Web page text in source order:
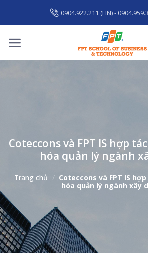
content
0904.922.211 (HN) -
Coteccons và FPT IS hợp
hóa quản lý ngành
Trang chủ / Coteccons và FPT IS
hóa quản lý ngành xây